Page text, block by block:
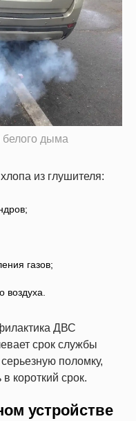
дыма
из глушителя:
газов;
воздуха.
ДВС
срок службы
поломку,
короткий срок.
устройстве